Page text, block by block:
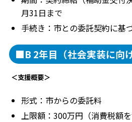
月31日まで
手続き：市との委託契約に基
■B 2年目（社会実装に向
＜支援概要＞
形式：市からの委託料
上限額：300万円（消費税額を